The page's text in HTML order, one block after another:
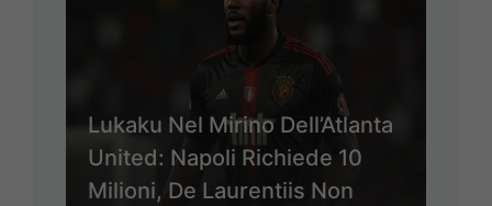
Lukaku Nel Mirino Dell’Atlanta
United: Napoli Richiede 10
Milioni, De Laurentiis Non